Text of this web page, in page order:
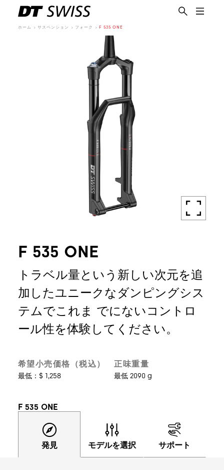
ホーム サスペンション フォーク F 535 ONE
F 535 ONE
トラベル量という新しい次元を追
加したユニークなダンピングシス
テムでこれま でにないコントロ
ール性を体験してください。
希望小売価格（税込）
最低：$ 1,258
正味重量
最低 2090 g
F 535 ONE
発見 モデルを選択 サポート